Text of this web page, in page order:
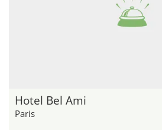
Hotel Bel Ami
Paris